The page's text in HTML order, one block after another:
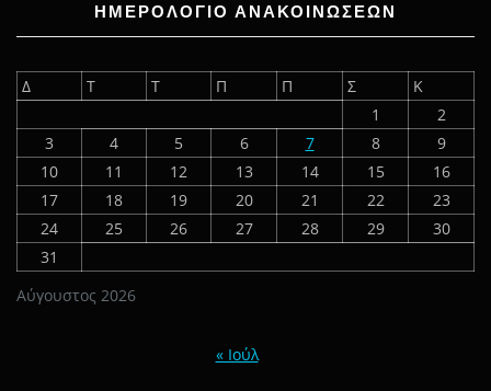
ΗΜΕΡΟΛΟΓΙΟ ΑΝΑΚΟΙΝΩΣΕΩΝ
Αύγουστος 2026
Δ Τ Τ Π Π Σ
Κ
1
2
3
4 5 6 7 8
9
10
11 12 13 14 15
16
17
18 19 20 21 22
23
24
25 26 27 28 29
30
31
« Ιούλ